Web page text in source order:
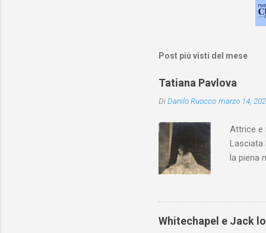
Post più visti del mese
Tatiana Pavlova
DiDanilo Ruocco marzo 14,
Attrice e
Lasciata
la piena
Whitechapel e Jack